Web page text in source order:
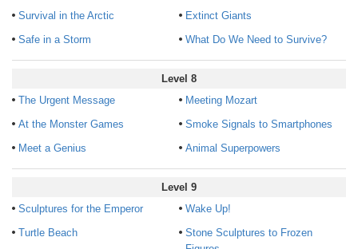
Survival in the Arctic
Extinct Giants
Safe in a Storm
What Do We Need to Survive?
Level 8
The Urgent Message
Meeting Mozart
At the Monster Games
Smoke Signals to Smartphones
Meet a Genius
Animal Superpowers
Level 9
Sculptures for the Emperor
Wake Up!
Turtle Beach
Stone Sculptures to Frozen